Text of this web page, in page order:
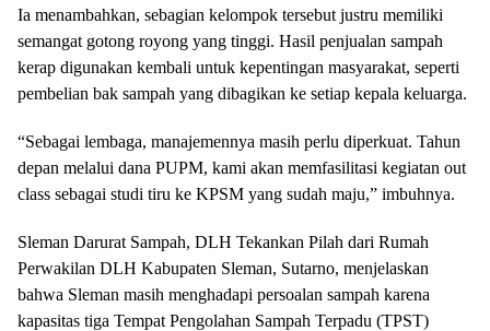
Ia menambahkan, sebagian kelompok tersebut justru memiliki
semangat gotong royong yang tinggi. Hasil penjualan sampah
kerap digunakan kembali untuk kepentingan masyarakat, seperti
pembelian bak sampah yang dibagikan ke setiap kepala keluarga.
“Sebagai lembaga, manajemennya masih perlu diperkuat. Tahun
depan melalui dana PUPM, kami akan memfasilitasi kegiatan out
class sebagai studi tiru ke KPSM yang sudah maju,” imbuhnya.
Sleman Darurat Sampah, DLH Tekankan Pilah dari Rumah
Perwakilan DLH Kabupaten Sleman, Sutarno, menjelaskan
bahwa Sleman masih menghadapi persoalan sampah karena
kapasitas tiga Tempat Pengolahan Sampah Terpadu (TPST)